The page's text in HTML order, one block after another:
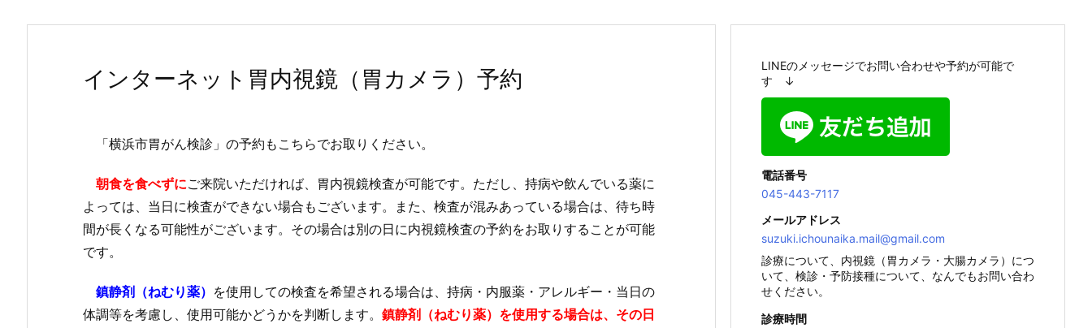
インターネット胃内視鏡（胃カメラ）予約
「横浜市胃がん検診」の予約もこちらでお取りください。
朝食を食べずにご来院いただければ、胃内視鏡検査が可能です。ただし、持病や飲んでいる薬に
よっては、当日に検査ができない場合もございます。また、検査が混みあっている場合は、待ち時
間が長くなる可能性がございます。その場合は別の日に内視鏡検査の予約をお取りすることが可能
です。
鎮静剤（ねむり薬） を使用しての検査を希望される場合は、持病・内服薬・アレルギー・当日の
体調等を考慮し、使用可能かどうかを判断します。 鎮静剤（ねむり薬）を使用する場合は、その日
LINEのメッセージでお問い合わせや予約が可能で
す ↓
電話番号
045-443-7117
メールアドレス
suzuki.ichounaika.mail@gmail.com
診療について、内視鏡（胃カメラ・大腸カメラ）につ
いて、検診・予防接種について、なんでもお問い合わ
せください。
診療時間